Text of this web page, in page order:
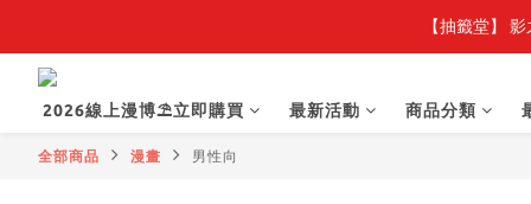
【抽籤堂】
2026線上漫博⛱️立即購買 最新活動 商品分類
全部商品 漫畫 男性向